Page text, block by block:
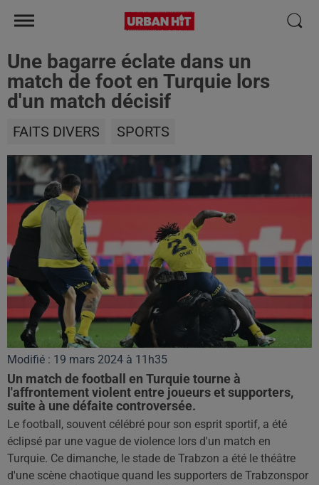
Une bagarre éclate dans un
match de foot en Turquie lors
d'un match décisif
FAITS DIVERS SPORTS
Modifié : 19 mars 2024 à 11h35
Un match de football en Turquie tourne à
l'affrontement violent entre joueurs et supporters,
suite à une défaite controversée.
Le football, souvent célébré pour son esprit sportif, a été
éclipsé par une vague de violence lors d'un match en
Turquie. Ce dimanche, le stade de Trabzon a été le théâtre
d'une scène chaotique quand les supporters de Trabzonspor